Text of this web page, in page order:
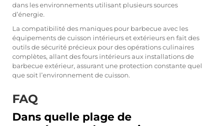
dans les environnements utilisant plusieurs sources
d’énergie.
La compatibilité des maniques pour barbecue avec les
équipements de cuisson intérieurs et extérieurs en fait des
outils de sécurité précieux pour des opérations culinaires
complètes, allant des fours intérieurs aux installations de
barbecue extérieur, assurant une protection constante quel
que soit l’environnement de cuisson.
FAQ
Dans quelle plage de